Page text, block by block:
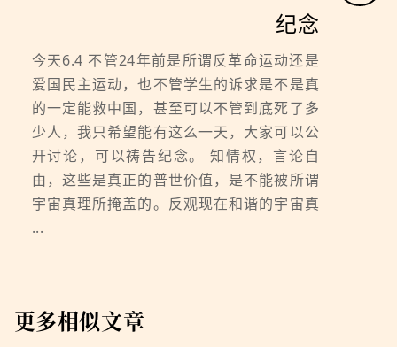
纪念
今天6.4 不管24年前是所谓反革命运动还是
爱国民主运动，也不管学生的诉求是不是真
的一定能救中国，甚至可以不管到底死了多
少人，我只希望能有这么一天，大家可以公
开讨论，可以祷告纪念。 知情权，言论自
由，这些是真正的普世价值，是不能被所谓
宇宙真理所掩盖的。反观现在和谐的宇宙真
...
更多相似文章